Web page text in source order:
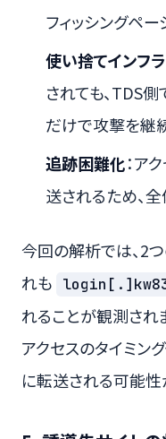
フィッシングペ
使い捨てインフラ
されても、TDS
だけで攻撃を継
追跡困難化：ア
送されるため、
今回の解析では、2
れも
れることが観測され
アクセスのタイミン
に転送される可能性